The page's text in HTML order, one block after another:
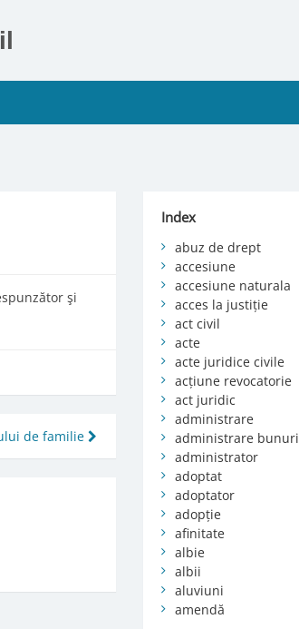
şi
de familie
Index
abuz de drept
accesiune
accesiune naturala
acces la justiție
act civil
acte
acte juridice civile
acțiune revocatorie
act juridic
administrare
administrare bunuri
administrator
adoptat
adoptator
adopție
afinitate
albie
albii
aluviuni
amendă